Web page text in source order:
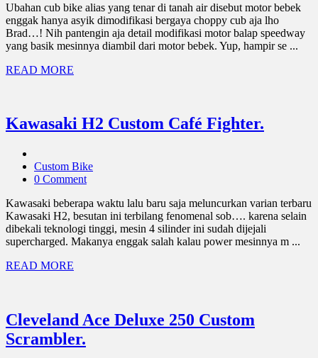
Ubahan cub bike alias yang tenar di tanah air disebut motor bebek
enggak hanya asyik dimodifikasi bergaya choppy cub aja lho
Brad…! Nih pantengin aja detail modifikasi motor balap speedway
yang basik mesinnya diambil dari motor bebek. Yup, hampir se ...
READ MORE
Kawasaki H2 Custom Café Fighter.
Custom Bike
0 Comment
Kawasaki beberapa waktu lalu baru saja meluncurkan varian terbaru
Kawasaki H2, besutan ini terbilang fenomenal sob…. karena selain
dibekali teknologi tinggi, mesin 4 silinder ini sudah dijejali
supercharged. Makanya enggak salah kalau power mesinnya m ...
READ MORE
Cleveland Ace Deluxe 250 Custom
Scrambler.